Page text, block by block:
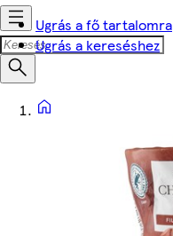
Ugrás a fő tartalomra
Ugrás a kereséshez